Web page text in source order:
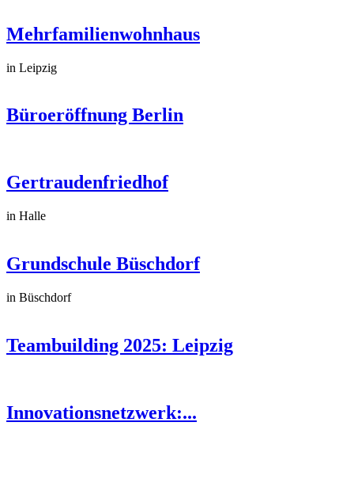
Mehrfamilienwohnhaus
in Leipzig
Büroeröffnung Berlin
Gertraudenfriedhof
in Halle
Grundschule Büschdorf
in Büschdorf
Teambuilding 2025: Leipzig
Innovationsnetzwerk:...